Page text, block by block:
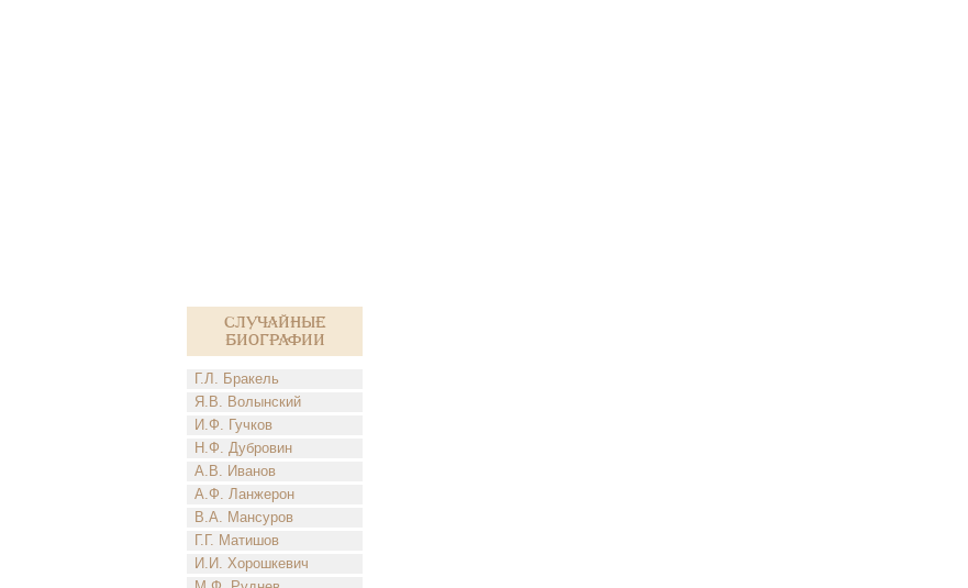
Случайные
биографии
Г.Л. Бракель
Я.В. Волынский
И.Ф. Гучков
Н.Ф. Дубровин
А.В. Иванов
А.Ф. Ланжерон
В.А. Мансуров
Г.Г. Матишов
И.И. Хорошкевич